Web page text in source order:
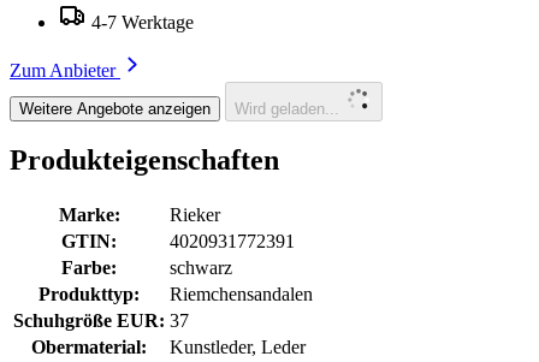
4-7 Werktage
Zum Anbieter
Weitere Angebote anzeigen Wird geladen...
Produkteigenschaften
Marke:
Rieker
GTIN:
4020931772391
Farbe:
schwarz
Produkttyp:
Riemchensandalen
Schuhgröße EUR: 37
Obermaterial:
Kunstleder, Leder